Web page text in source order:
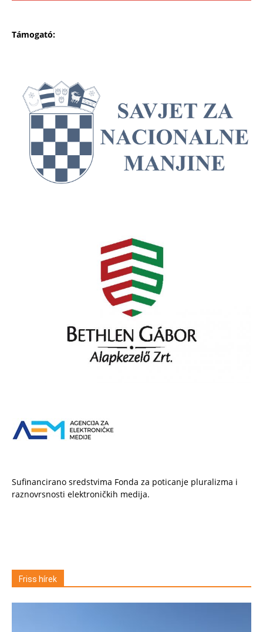
Támogató:
Sufinancirano sredstvima Fonda za poticanje pluralizma i
raznovrsnosti elektroničkih medija.
Friss hírek